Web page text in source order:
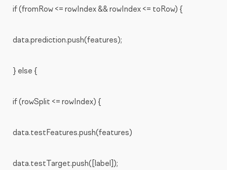
if (fromRow <= rowIndex && rowIndex <= toRow) {
data.prediction.push(features);
} else {
if (rowSplit <= rowIndex) {
data.testFeatures.push(features)
data.testTarget.push([label]);